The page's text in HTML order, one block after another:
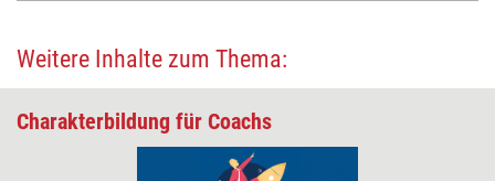
Weitere Inhalte zum Thema:
Charakterbildung für Coachs